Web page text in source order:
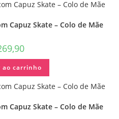
Capuz Skate – Colo de Mãe
ao carrinho
Capuz Skate – Colo de Mãe